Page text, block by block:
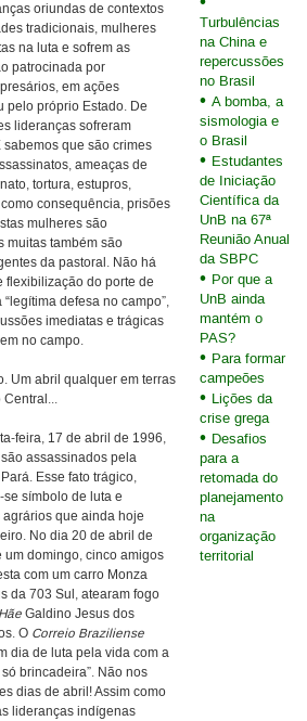
oriundas de contextos
tradicionais, mulheres
na luta e sofrem as
patrocinada por
em ações
pelo próprio Estado. De
lideranças sofreram
que são crimes
ameaças de
tortura, estupros,
consequência, prisões
mulheres são
muitas também são
da pastoral. Não há
flexibilização do porte de
defesa no campo”,
imediatas e trágicas
no campo.
Um abril qualquer em terras
Central...
feira, 17 de abril de 1996,
assassinados pela
Esse fato trágico,
símbolo de luta e
que ainda hoje
No dia 20 de abril de
um domingo, cinco amigos
com um carro Monza
da 703 Sul, atearam fogo
Galdino Jesus dos
O Correio Braziliense
dia de luta pela vida com a
brincadeira”. Não nos
dias de abril! Assim como
lideranças indígenas
Turbulências
na China e
repercussões
no Brasil
A bomba, a
sismologia e
o Brasil
Estudantes
de Iniciação
Científica da
UnB na 67ª
Reunião Anual
da SBPC
Por que a
UnB ainda
mantém o
PAS?
Para formar
campeões
Lições da
crise grega
Desafios
para a
retomada do
planejamento
na
organização
territorial